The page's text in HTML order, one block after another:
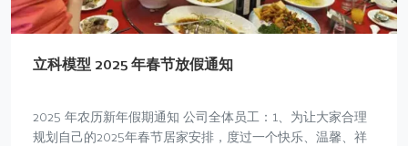
立科模型 2025 年春节放假通知
2025 年农历新年假期通知 公司全体员工：1、为让大家合理
规划自己的2025年春节居家安排，度过一个快乐、温馨、祥